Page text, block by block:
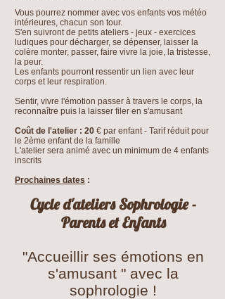
Vous pourrez nommer avec vos enfants vos météo
intérieures, chacun son tour.
S'en suivront de petits ateliers - jeux - exercices
ludiques pour décharger, se dépenser, laisser la
colère monter, passer, faire vivre la joie, la tristesse,
la peur.
Les enfants pourront ressentir un lien avec leur
corps et leur respiration.
Sentir, vivre l'émotion passer à travers le corps, la
reconnaître puis la laisser filer en s'amusant
Coût de l'atelier : 20 € par enfant - Tarif réduit pour
le 2ème enfant de la famille
L'atelier sera animé avec un minimum de 4 enfants
inscrits
Prochaines dates :
Cycle d'ateliers Sophrologie -
Parents et Enfants
"Accueillir ses émotions en
s'amusant " avec la
sophrologie !